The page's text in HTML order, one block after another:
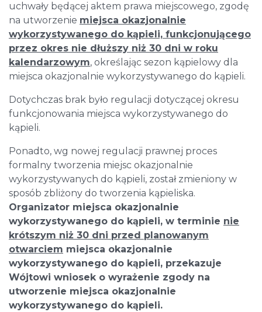
uchwały będącej aktem prawa miejscowego, zgodę
na utworzenie miejsca okazjonalnie
wykorzystywanego do kąpieli, funkcjonującego
przez okres nie dłuższy niż 30 dni w roku
kalendarzowym, określając sezon kąpielowy dla
miejsca okazjonalnie wykorzystywanego do kąpieli.
Dotychczas brak było regulacji dotyczącej okresu
funkcjonowania miejsca wykorzystywanego do
kąpieli.
Ponadto, wg nowej regulacji prawnej proces
formalny tworzenia miejsc okazjonalnie
wykorzystywanych do kąpieli, został zmieniony w
sposób zbliżony do tworzenia kąpieliska.
Organizator miejsca okazjonalnie
wykorzystywanego do kąpieli, w terminie nie
krótszym niż 30 dni przed planowanym
otwarciem miejsca okazjonalnie
wykorzystywanego do kąpieli, przekazuje
Wójtowi wniosek o wyrażenie zgody na
utworzenie miejsca okazjonalnie
wykorzystywanego do kąpieli.